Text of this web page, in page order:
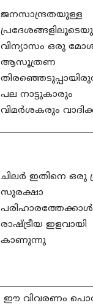
ജനസാന്ദ്രതയുള്ള
വിന്യാസം ഒരു
ആസൂത്രണ
പല നാട്ടുകാരും
വിമർശകരും
ചിലർ ഇതിനെ ഒരു
സുരക്ഷാ
പരിഹാരത്തേക്കാൾ
രാഷ്ട്രീയ ഇളവായി
കാണുന്നു
ഈ വിവരണം